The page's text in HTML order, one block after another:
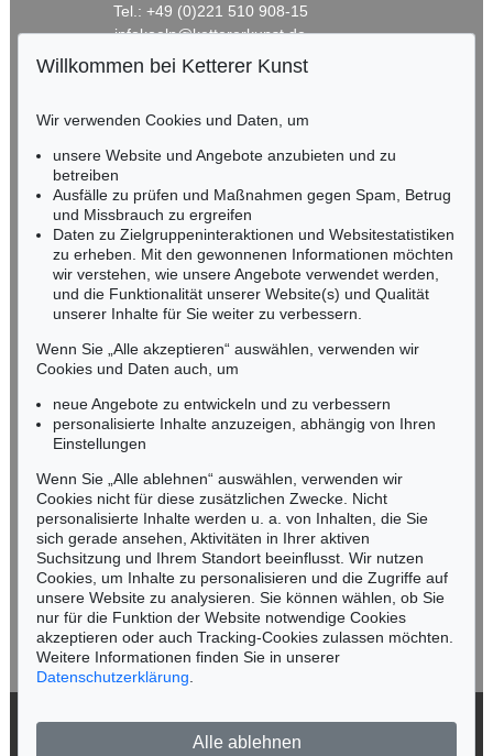
Tel.: +49 (0)221 510 908-15
infokoeln@kettererkunst.de
HESSEN
Miriam Heß
Tel.: +49 (0)62 21 58 80-038
Fax: +49 (0)62 21 58 80-595
infoheidelberg@kettererkunst.de
NORDDEUTSCHLAND
Nico Kassel, M.A.
Mobil: +49 (0)171 8618661
n.kassel@kettererkunst.de
Keine Auktion mehr verpassen!
Wir informieren Sie rechtzeitig.
Jetzt zum Newsletter anmelden >
Willkommen bei Ketterer Kunst
Wir verwenden Cookies und Daten, um
unsere Website und Angebote anzubieten und zu
betreiben
Ausfälle zu prüfen und Maßnahmen gegen Spam, Betrug
und Missbrauch zu ergreifen
Daten zu Zielgruppeninteraktionen und Websitestatistiken
zu erheben. Mit den gewonnenen Informationen möchten
wir verstehen, wie unsere Angebote verwendet werden,
und die Funktionalität unserer Website(s) und Qualität
unserer Inhalte für Sie weiter zu verbessern.
Wenn Sie „Alle akzeptieren“ auswählen, verwenden wir
Cookies und Daten auch, um
neue Angebote zu entwickeln und zu verbessern
personalisierte Inhalte anzuzeigen, abhängig von Ihren
Einstellungen
Wenn Sie „Alle ablehnen“ auswählen, verwenden wir
Cookies nicht für diese zusätzlichen Zwecke. Nicht
personalisierte Inhalte werden u. a. von Inhalten, die Sie
sich gerade ansehen, Aktivitäten in Ihrer aktiven
Suchsitzung und Ihrem Standort beeinflusst. Wir nutzen
Cookies, um Inhalte zu personalisieren und die Zugriffe auf
unsere Website zu analysieren. Sie können wählen, ob Sie
nur für die Funktion der Website notwendige Cookies
akzeptieren oder auch Tracking-Cookies zulassen möchten.
Weitere Informationen finden Sie in unserer
Datenschutzerklärung
Alle ablehnen